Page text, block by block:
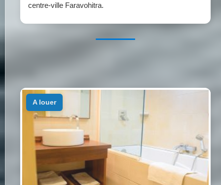
centre-ville Faravohitra.
a louer